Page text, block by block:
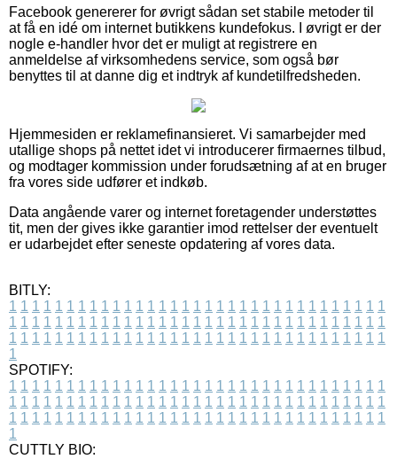
Facebook genererer for øvrigt sådan set stabile metoder til
at få en idé om internet butikkens kundefokus. I øvrigt er der
nogle e-handler hvor det er muligt at registrere en
anmeldelse af virksomhedens service, som også bør
benyttes til at danne dig et indtryk af kundetilfredsheden.
Hjemmesiden er reklamefinansieret. Vi samarbejder med
utallige shops på nettet idet vi introducerer firmaernes tilbud,
og modtager kommission under forudsætning af at en bruger
fra vores side udfører et indkøb.
Data angående varer og internet foretagender understøttes
tit, men der gives ikke garantier imod rettelser der eventuelt
er udarbejdet efter seneste opdatering af vores data.
BITLY:
1 1 1 1 1 1 1 1 1 1 1 1 1 1 1 1 1 1 1 1 1 1 1 1 1 1 1 1 1 1 1 1 1
1 1 1 1 1 1 1 1 1 1 1 1 1 1 1 1 1 1 1 1 1 1 1 1 1 1 1 1 1 1 1 1 1
1 1 1 1 1 1 1 1 1 1 1 1 1 1 1 1 1 1 1 1 1 1 1 1 1 1 1 1 1 1 1 1 1
1
SPOTIFY:
1 1 1 1 1 1 1 1 1 1 1 1 1 1 1 1 1 1 1 1 1 1 1 1 1 1 1 1 1 1 1 1 1
1 1 1 1 1 1 1 1 1 1 1 1 1 1 1 1 1 1 1 1 1 1 1 1 1 1 1 1 1 1 1 1 1
1 1 1 1 1 1 1 1 1 1 1 1 1 1 1 1 1 1 1 1 1 1 1 1 1 1 1 1 1 1 1 1 1
1
CUTTLY BIO: